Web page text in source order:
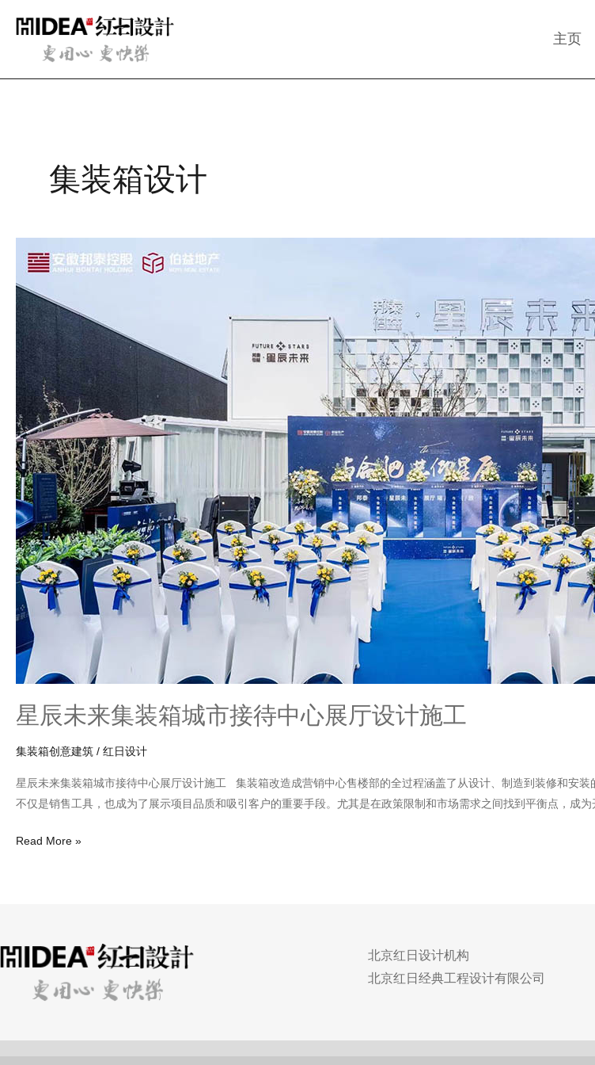
主页
集装箱设计
星辰未来集装箱城市接待中心展厅设计施工
集装箱创意建筑 / 红日设计
星辰未来集装箱城市接待中心展厅设计施工 集装箱改造成营销中心售楼部的全过程涵盖了从设计、制造到装修和安
不仅是销售工具，也成为了展示项目品质和吸引客户的重要手段。尤其是在政策限制和市场需求之间找到平衡点，成为
辰
未
来
集
装
箱
城
市
接
待
中
心
展
厅
设
计
施
工
Read More »
北京红日设计机构
北京红日经典工程设计有限公司